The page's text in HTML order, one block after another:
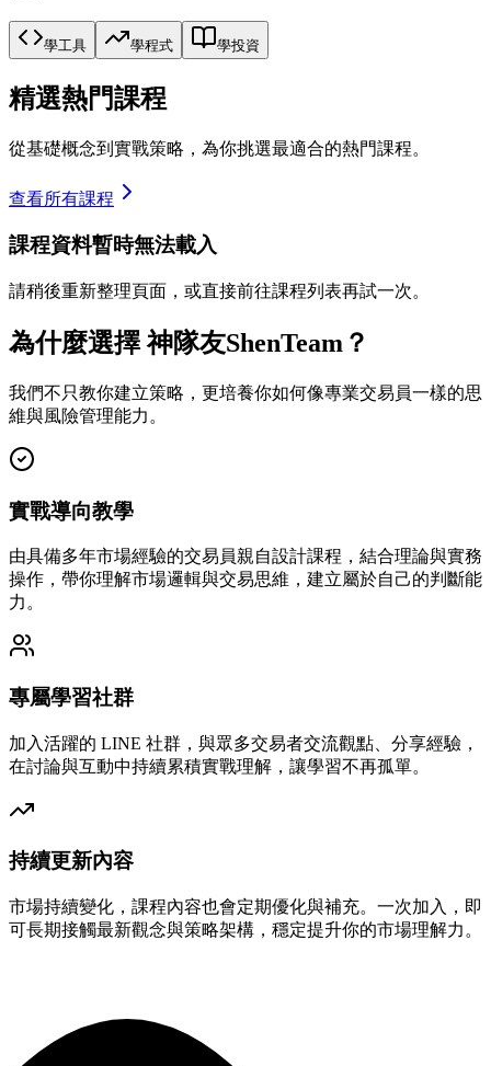
學工具 學程式 學投資
精選熱門課程
從基礎概念到實戰策略，為你挑選最適合的熱門課程。
查看所有課程
課程資料暫時無法載入
請稍後重新整理頁面，或直接前往課程列表再試一次。
為什麼選擇 神隊友ShenTeam？
我們不只教你建立策略，更培養你如何像專業交易員一樣的思
維與風險管理能力。
實戰導向教學
由具備多年市場經驗的交易員親自設計課程，結合理論與實務
操作，帶你理解市場邏輯與交易思維，建立屬於自己的判斷能
力。
專屬學習社群
加入活躍的 LINE 社群，與眾多交易者交流觀點、分享經驗，
在討論與互動中持續累積實戰理解，讓學習不再孤單。
持續更新內容
市場持續變化，課程內容也會定期優化與補充。一次加入，即
可長期接觸最新觀念與策略架構，穩定提升你的市場理解力。